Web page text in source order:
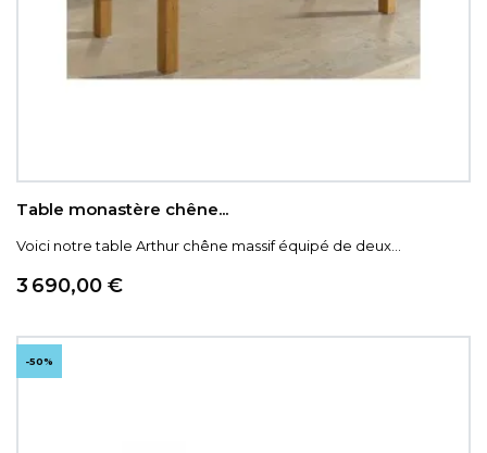
Table monastère chêne...
Voici notre table Arthur chêne massif équipé de deux...
Prix
3 690,00 €
-50%